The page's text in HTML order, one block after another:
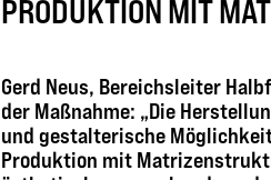
PRODUKTION MIT
Gerd Neus, Bereichsleiter
der Maßnahme: „Die
und gestalterische
Produktion mit